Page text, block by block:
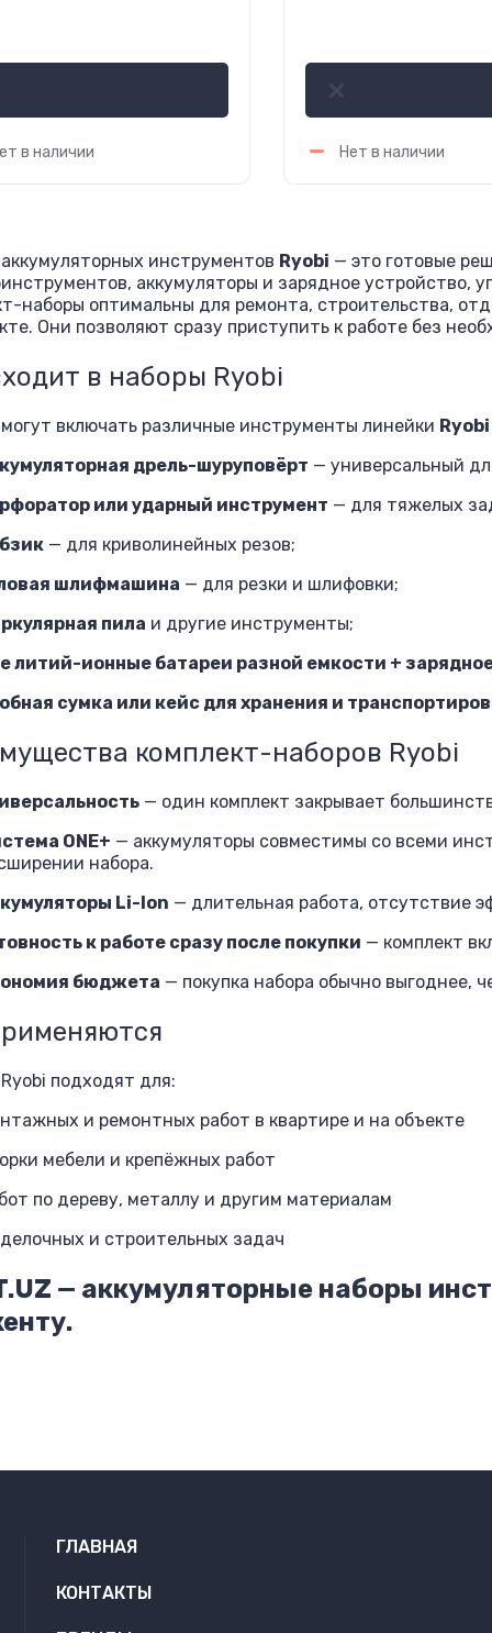
в наличии Нет в наличии
инструментов Ryobi — это готовые
аккумуляторы и зарядное устройство,
наборы оптимальны для ремонта, строительства,
Они позволяют сразу приступить к работе без
в наборы Ryobi
включать различные инструменты линейки Ryobi
дрель-шуруповёрт — универсальный
или ударный инструмент — для тяжелых
— для криволинейных резов;
шлифмашина — для резки и шлифовки;
пила и другие инструменты;
литий-ионные батареи разной емкости +
сумка или кейс для хранения и
комплект-наборов Ryobi
— один комплект закрывает
ONE+ — аккумуляторы совместимы со всеми
набора.
Li-Ion — длительная работа, отсутствие
к работе сразу после покупки — комплект
бюджета — покупка набора обычно выгоднее,
подходят для:
и ремонтных работ в квартире и на объекте
мебели и крепёжных работ
по дереву, металлу и другим материалам
и строительных задач
— аккумуляторные наборы
ГЛАВНАЯ
КОНТАКТЫ